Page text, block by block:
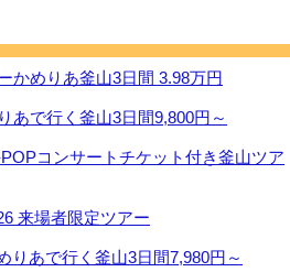
かめりあ釜山3日間 3.98万円
あで行く釜山3日間9,800円～
コンサートチケット付き釜山ツア
来場者限定ツアー
りあで行く釜山3日間7,980円～